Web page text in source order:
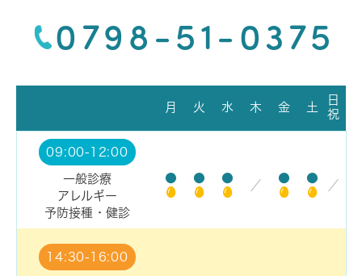
0798-51-0375
月 火 水 木 金 土
日
祝
09:00-12:00
一般診療
アレルギー
予防接種・健診
● ● ●
／
● ●
／
14:30-16:00